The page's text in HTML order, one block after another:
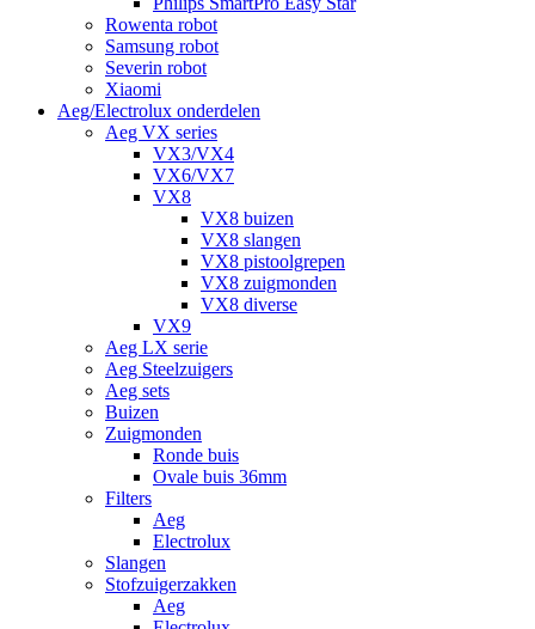
Rowenta robot
Samsung robot
Severin robot
Xiaomi
Aeg/Electrolux onderdelen
Aeg VX series
VX3/VX4
VX6/VX7
VX8
VX8 buizen
VX8 slangen
VX8 pistoolgrepen
VX8 zuigmonden
VX8 diverse
VX9
Aeg LX serie
Aeg Steelzuigers
Aeg sets
Buizen
Zuigmonden
Ronde buis
Ovale buis 36mm
Filters
Aeg
Electrolux
Slangen
Stofzuigerzakken
Aeg